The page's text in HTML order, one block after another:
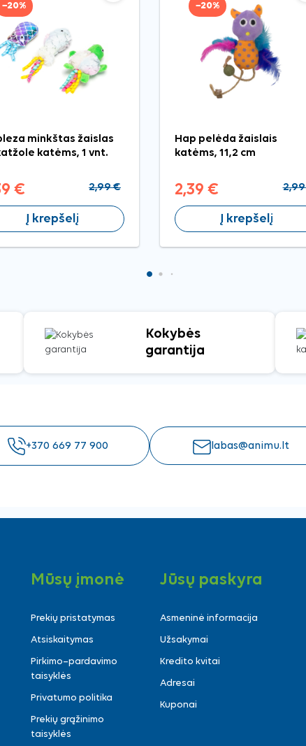
−20%
minkštas žaislas
katėms, 1 vnt.
€ 2,99 €
Į krepšelį
−20%
Hap pelėda žaislais
katėms, 11,2 cm
2,39 €
Į krepšelį
Kokybės
garantija
+370 669 77 900 labas@animu.lt
Mūsų įmonė
Prekių pristatymas
Atsiskaitymas
Pirkimo–pardavimo
taisyklės
Privatumo politika
Prekių grąžinimo
taisyklės
Jūsų paskyra
Asmeninė informacija
Užsakymai
Kredito kvitai
Adresai
Kuponai